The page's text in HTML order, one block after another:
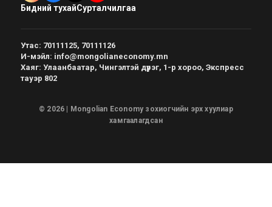
Бидний тухайСурталчилгаа
Утас: 70111125, 70111126
И-мэйл: info@mongolianeconomy.mn
Хаяг: Улаанбаатар, Чингэлтэй дүүрэг, 1-р хороо, Экспресс
тауэр 802
© 2026 | Mongolian Economy зохиогчийн эрх хуулиар
хамгаалагдсан